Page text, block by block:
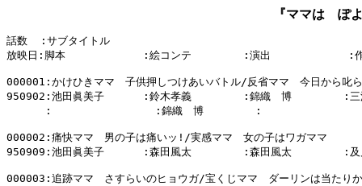
『ママは ぽ
話数  :サブタイトル
放映日:脚本            :絵コンテ        :演出            :作
000001:かけひきママ　子供押しつけあいバトル/反省ママ　今日から叱
950902:池田眞美子      :鈴木孝義        :錦織　博        :三
:                :錦織　博        :
000002:痛快ママ　男の子は痛いッ!/実感ママ　女の子はワガママ
950909:池田眞美子      :森田風太        :森田風太        :及
000003:追跡ママ　さすらいのヒョウガ/宝くじママ　ダーリンは当たり